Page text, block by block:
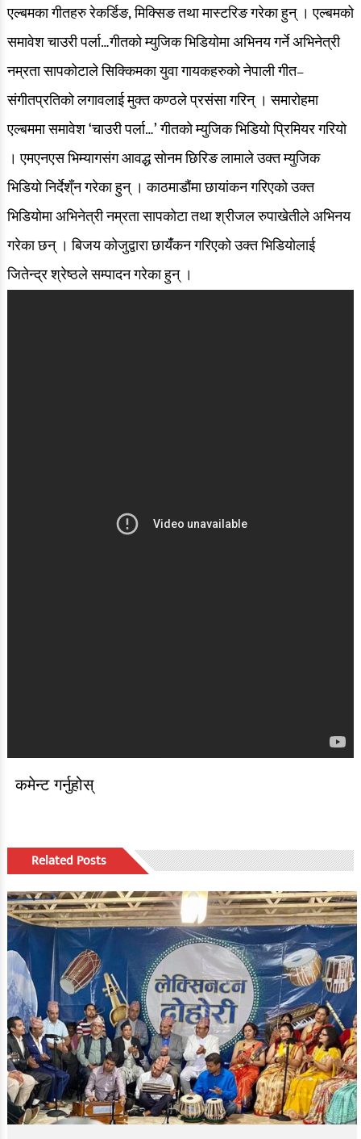
एल्बमका गीतहरु रेकर्डिङ, मिक्सिङ तथा मास्टरिङ गरेका हुन् । एल्बमको
समावेश चाउरी पर्ला…गीतको म्युजिक भिडियोमा अभिनय गर्ने अभिनेत्री
नम्रता सापकोटाले सिक्किमका युवा गायकहरुको नेपाली गीत–
संगीतप्रतिको लगावलाई मुक्त कण्ठले प्रसंसा गरिन् । समारोहमा
एल्बममा समावेश ‘चाउरी पर्ला…’ गीतको म्युजिक भिडियो प्रिमियर गरियो
। एमएनएस भिम्यागसंग आवद्ध सोनम छिरिङ लामाले उक्त म्युजिक
भिडियो निर्देश्ँन गरेका हुन् । काठमाडौंमा छायांकन गरिएको उक्त
भिडियोमा अभिनेत्री नम्रता सापकोटा तथा श्रीजल रुपाखेतीले अभिनय
गरेका छन् । बिजय कोजुद्वारा छायँंकन गरिएको उक्त भिडियोलाई
जितेन्द्र श्रेष्ठले सम्पादन गरेका हुन् ।
कमेन्ट गर्नुहोस्
Related Posts